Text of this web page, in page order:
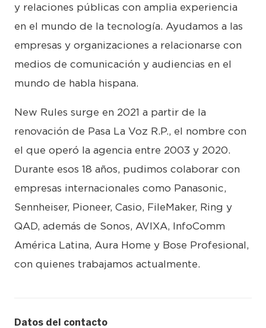
y relaciones públicas con amplia experiencia
en el mundo de la tecnología. Ayudamos a las
empresas y organizaciones a relacionarse con
medios de comunicación y audiencias en el
mundo de habla hispana.
New Rules surge en 2021 a partir de la
renovación de Pasa La Voz R.P., el nombre con
el que operó la agencia entre 2003 y 2020.
Durante esos 18 años, pudimos colaborar con
empresas internacionales como Panasonic,
Sennheiser, Pioneer, Casio, FileMaker, Ring y
QAD, además de Sonos, AVIXA, InfoComm
América Latina, Aura Home y Bose Profesional,
con quienes trabajamos actualmente.
Datos del contacto